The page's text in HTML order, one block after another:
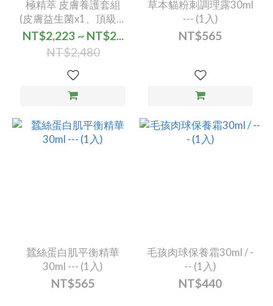
極精萃 皮膚養護套組
(皮膚益生菌x1、頂級專
利魚油x1)
NT$2,223 ~ NT$2...
NT$2,480
草本貓粉刺調理露30ml
--- (1入)
NT$565
蠶絲蛋白肌平衡精華
30ml --- (1入)
NT$565
毛孩肉球保養霜30ml / -
-- (1入)
NT$440